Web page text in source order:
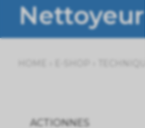
Nettoyeur
ACTIONNES